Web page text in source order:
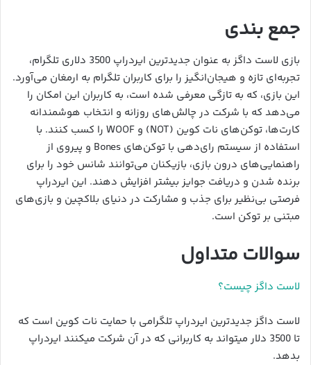
جمع بندی
بازی لاست داگز به عنوان جدیدترین ایردراپ 3500 دلاری تلگرام،
تجربه‌ای تازه و هیجان‌انگیز را برای کاربران تلگرام به ارمغان می‌آورد.
این بازی، که به تازگی معرفی شده است، به کاربران این امکان را
می‌دهد که با شرکت در چالش‌های روزانه و انتخاب هوشمندانه
کارت‌ها، توکن‌های نات کوین (NOT) و WOOF را کسب کنند. با
استفاده از سیستم رای‌دهی با توکن‌های Bones و پیروی از
راهنمایی‌های درون بازی، بازیکنان می‌توانند شانس خود را برای
برنده شدن و دریافت جوایز بیشتر افزایش دهند. این ایردراپ
فرصتی بی‌نظیر برای جذب و مشارکت در دنیای بلاکچین و بازی‌های
مبتنی بر توکن است.
سوالات متداول
لاست داگز چیست؟
لاست داگز جدیدترین ایردراپ تلگرامی با حمایت نات کوین است که
تا 3500 دلار میتواند به کاربرانی که در آن شرکت میکنند ایردراپ
بدهد.